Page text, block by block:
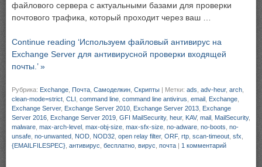
файлового сервера с актуальными базами для проверки
почтового трафика, который проходит через ваш …
Continue reading ‘Используем файловый антивирус на
Exchange Server для антивирусной проверки входящей
почты.’ »
Рубрика: Exchange Почта Самоделкин Скрипты | Метки: ads adv-heur, arch
clean-mode=strict CLI command line command line antivirus email Exchange
Exchange Server, Exchange Server 2010 Exchange Server 2013 Exchange
Server 2016 Exchange Server 2019 GFI MailSecurity, heur, KAV, mail MailSecurity,
malware max-arch-level max-obj-size max-sfx-size no-adware no-boots no-
unsafe no-unwanted NOD NOD32 open relay filter, ORF, rtp scan-timeout sfx
{EMAILFILESPEC} антивирус бесплатно вирус почта | 1 комментарий